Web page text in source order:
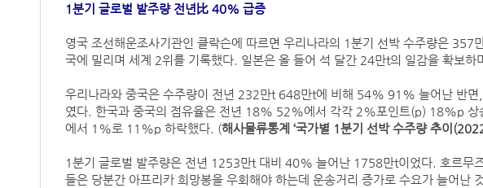
1분기 글로벌 발주량 전년比 40% 급증
영국 조선해운조사기관인 클락슨에 따르면 우리나라의 1분기 선박 수주량은
국에 밀리며 세계 2위를 기록했다. 일본은 올 들어 석 달간 24만t의 일감을 확보하
우리나라와 중국은 수주량이 전년 232만t 648만t에 비해 54% 91% 늘어난 반
였다. 한국과 중국의 점유율은 전년 18% 52%에서 각각 2%포인트(p) 18%p
에서 1%로 11%p 하락했다. (해사물류통계 ‘국가별 1분기 선박 수주량 추이
1분기 글로벌 발주량은 전년 1253만t 대비 40% 늘어난 1758만t이었다. 호르무
들은 당분간 아프리카 희망봉을 우회해야 하는데 운송거리 증가로 수요가 늘어난